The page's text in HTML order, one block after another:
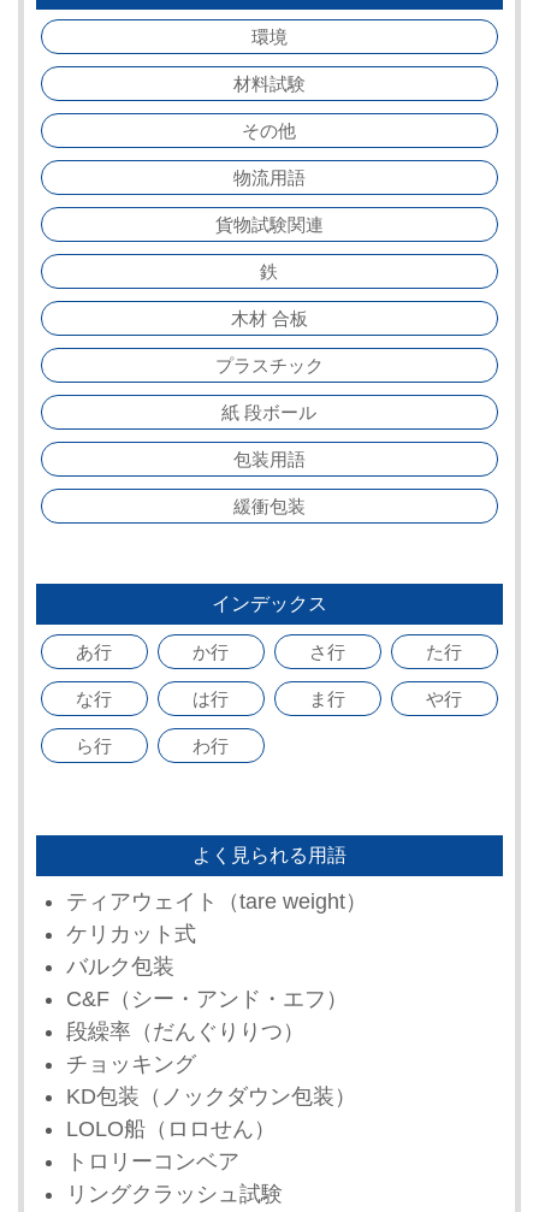
環境
材料試験
その他
物流用語
貨物試験関連
鉄
木材 合板
プラスチック
紙 段ボール
包装用語
緩衝包装
インデックス
あ行 か行 さ行 た行
な行 は行 ま行 や行
ら行 わ行
よく見られる用語
ティアウェイト（tare weight）
ケリカット式
バルク包装
C&F（シー・アンド・エフ）
段繰率（だんぐりりつ）
チョッキング
KD包装（ノックダウン包装）
LOLO船（ロロせん）
トロリーコンベア
リングクラッシュ試験